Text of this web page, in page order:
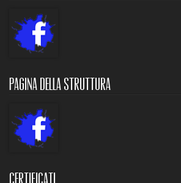
Pagina della struttura